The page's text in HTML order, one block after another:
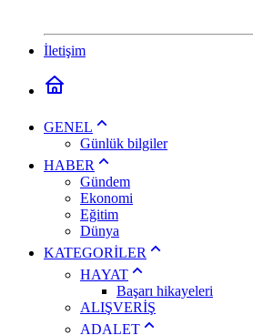
İletişim
GENEL
Günlük bilgiler
HABER
Gündem
Ekonomi
Eğitim
Dünya
KATEGORİLER
HAYAT
Başarı hikayeleri
ALIŞVERİŞ
ADALET